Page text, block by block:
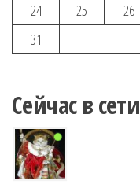
24
25 26
31
Сейчас в сети